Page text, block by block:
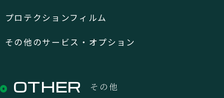
プロテクションフィルム
その他のサービス・オプション
OTHER その他